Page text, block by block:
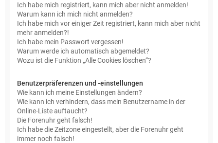
Ich habe mich registriert, kann mich aber nicht anmelden!
Warum kann ich mich nicht anmelden?
Ich habe mich vor einiger Zeit registriert, kann mich aber nicht
mehr anmelden?!
Ich habe mein Passwort vergessen!
Warum werde ich automatisch abgemeldet?
Wozu ist die Funktion „Alle Cookies löschen“?
Benutzerpräferenzen und -einstellungen
Wie kann ich meine Einstellungen ändern?
Wie kann ich verhindern, dass mein Benutzername in der
Online-Liste auftaucht?
Die Forenuhr geht falsch!
Ich habe die Zeitzone eingestellt, aber die Forenuhr geht
immer noch falsch!